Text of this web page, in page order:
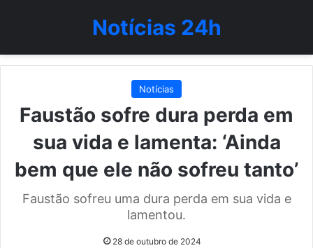
Notícias 24h
Notícias
Faustão sofre dura perda em
sua vida e lamenta: ‘Ainda
bem que ele não sofreu tanto’
Faustão sofreu uma dura perda em sua vida e
lamentou.
28 de outubro de 2024